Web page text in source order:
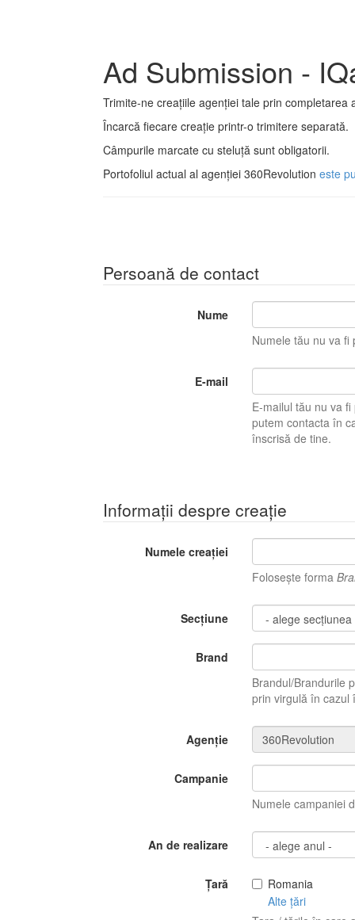
Ad Submission -
Trimite-ne creațiile agenției tale prin completarea
Încarcă fiecare creație printr-o trimitere separată.
Câmpurile marcate cu steluță sunt obligatorii.
Portofoliul actual al agenției 360Revolution este
Persoană de contact
Nume
Numele tău nu va fi
E-mail
E-mailul tău nu va fi
putem contacta în
înscrisă de tine.
Informații despre creație
Numele creației
Folosește forma
Secțiune
Brand
Brandul/Brandurile
prin virgulă în
Agenție
Campanie
Numele campaniei
An de realizare
Țară
Romania
Alte țări